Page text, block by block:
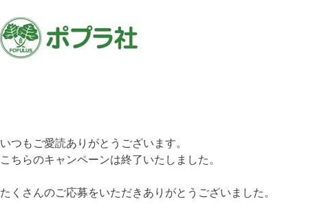
いつもご愛読ありがとうございます。
こちらのキャンペーンは終了いたしました。
たくさんのご応募をいただきありがとうございました。